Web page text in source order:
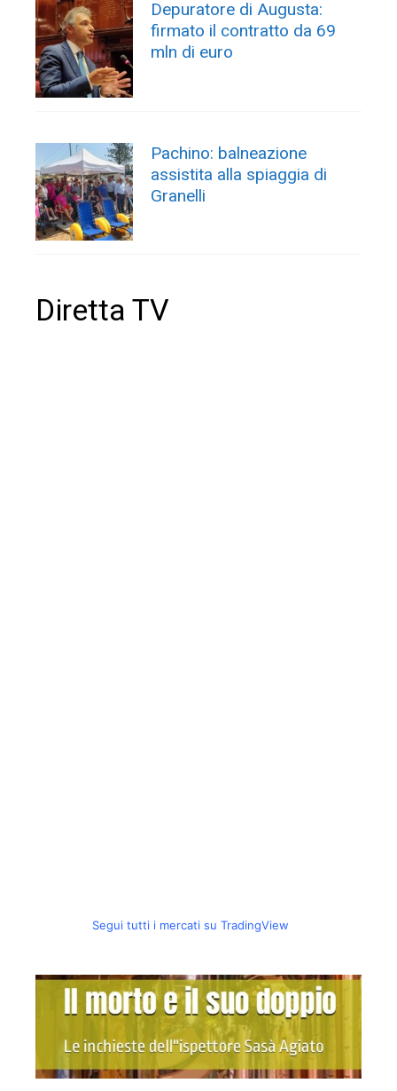
Depuratore di Augusta:
firmato il contratto da 69
mln di euro
Pachino: balneazione
assistita alla spiaggia di
Granelli
Diretta TV
Segui tutti i mercati su TradingView